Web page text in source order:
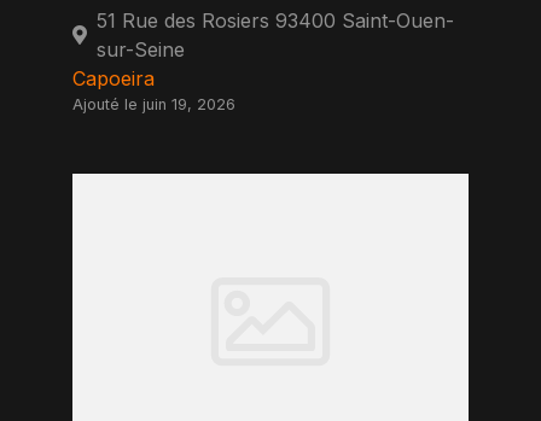
51 Rue des Rosiers 93400 Saint-Ouen-
sur-Seine
Capoeira
Ajouté le juin 19, 2026